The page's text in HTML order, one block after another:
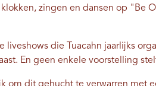
zingen en dansen op "Be
liveshows die Tuacahn jaarlijks
En geen enkele voorstelling